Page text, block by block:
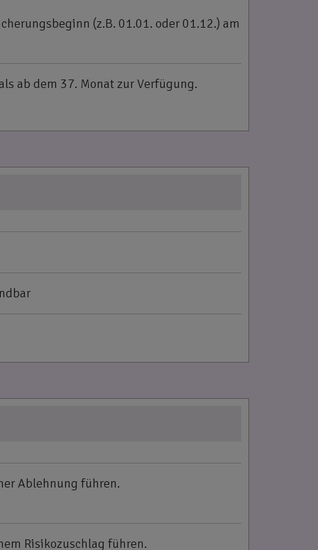
(z.B. 01.01. oder 01.12.) am
ab dem 37. Monat zur Verfügung.
Ablehnung führen.
Risikozuschlag führen.